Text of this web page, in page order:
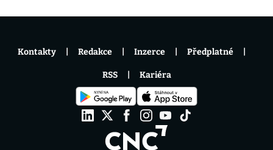
Kontakty Redakce Inzerce Předplatné
RSS Kariéra